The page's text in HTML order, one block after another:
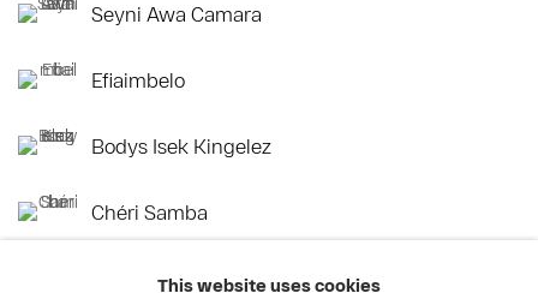
Seyni Awa Camara
Efiaimbelo
Bodys Isek Kingelez
Chéri Samba
This website uses cookies